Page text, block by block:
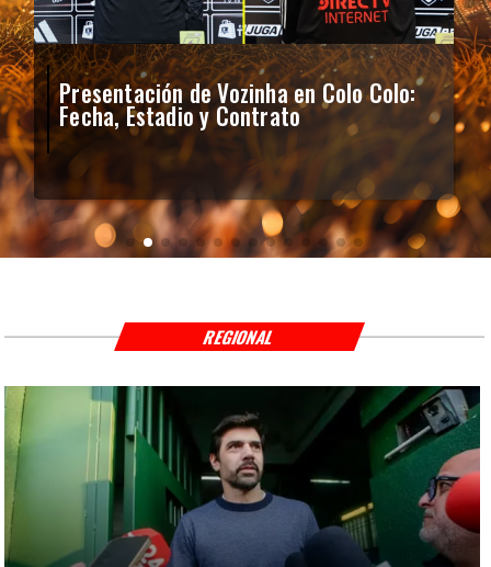
Presentación de Vozinha en Colo Colo:
Fecha, Estadio y Contrato
REGIONAL